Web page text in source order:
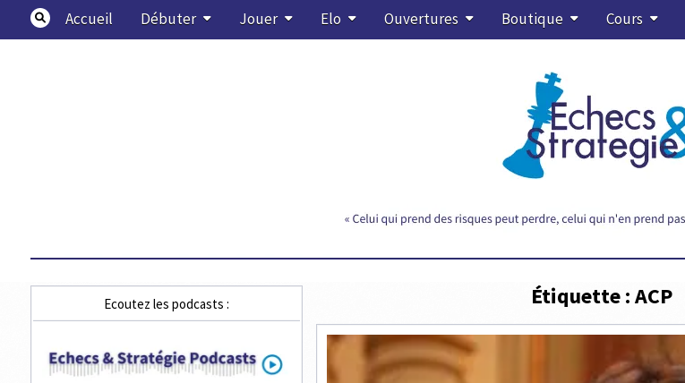
content
Accueil Débuter Jouer Elo Ouvertures Boutique Cours
Étiquette :ACP
Ecoutez les podcasts :